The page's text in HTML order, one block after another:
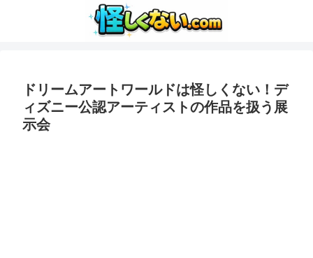
ドリームアートワールドは怪しくない！デ
ィズニー公認アーティストの作品を扱う展
示会